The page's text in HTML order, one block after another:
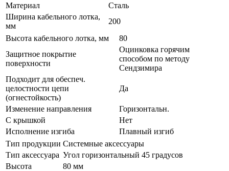
Материал
Сталь
Ширина кабельного лотка,
мм
200
Высота кабельного лотка, мм
80
Защитное покрытие
поверхности
Оцинковка горячим
способом по методу
Сендзимира
Подходит для обеспеч.
целостности цепи
(огнестойкость)
Да
Изменение направления
Горизонтальн.
С крышкой
Нет
Исполнение изгиба
Плавный изгиб
Тип продукции Системные аксессуары
Тип аксессуара Угол горизонтальный 45 градусов
Высота
80 мм